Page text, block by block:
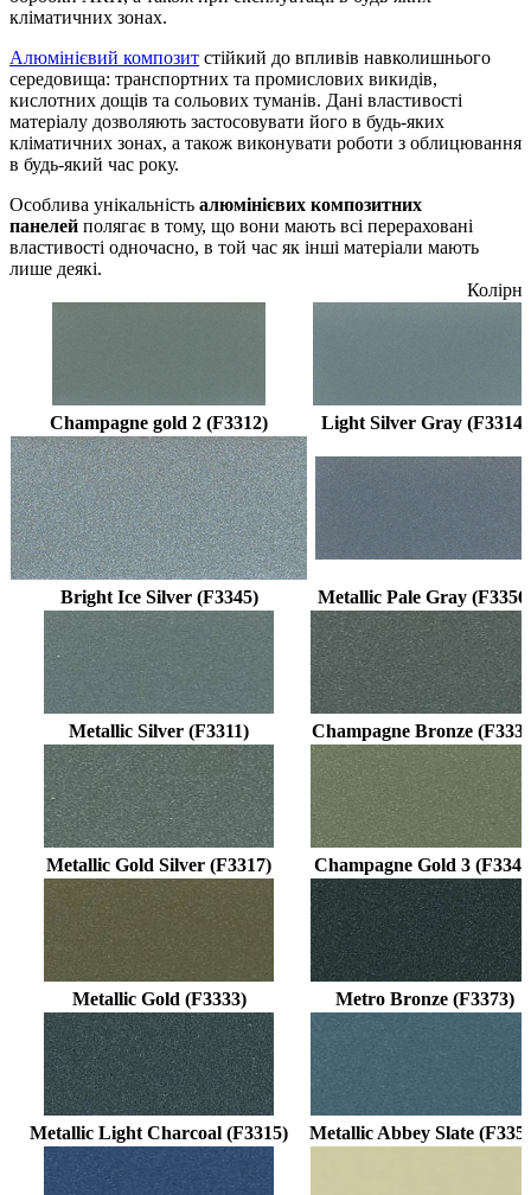
кліматичних зонах.
Алюмінієвий композит стійкий до впливів навколишнього
середовища: транспортних та промислових викидів,
кислотних дощів та сольових туманів. Дані властивості
матеріалу дозволяють застосовувати його в будь-яких
кліматичних зонах, а також виконувати роботи з облицювання
в будь-який час року.
Особлива унікальність алюмінієвих композитних
панелей полягає в тому, що вони мають всі перераховані
властивості одночасно, в той час як інші матеріали мають
лише деякі.
Champagne gold 2 (F3312) Light Silver Gray (F3314)
Bright Ice Silver (F3345) Metallic Pale Gray
Metallic Silver (F3311) Champagne Bronze
Metallic Gold Silver (F3317) Champagne Gold 3
Metallic Gold (F3333) Metro Bronze (F3373)
Metallic Light Charcoal (F3315) Metallic Abbey Slate